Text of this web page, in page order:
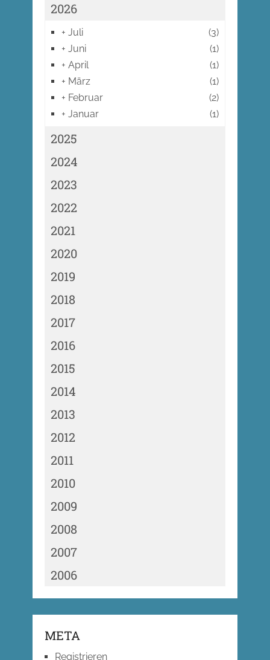
2026
+ Juli
(3)
+ Juni
(1)
+ April
(1)
+ März
(1)
+ Februar
(2)
+ Januar (1)
2025
2024
2023
2022
2021
2020
2019
2018
2017
2016
2015
2014
2013
2012
2011
2010
2009
2008
2007
2006
META
Registrieren